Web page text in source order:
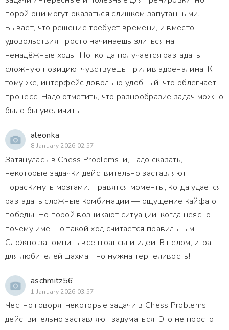
порой они могут оказаться слишком запутанными.
Бывает, что решение требует времени, и вместо
удовольствия просто начинаешь злиться на
ненадёжные ходы. Но, когда получается разгадать
сложную позицию, чувствуешь прилив адреналина. К
тому же, интерфейс довольно удобный, что облегчает
процесс. Надо отметить, что разнообразие задач можно
было бы увеличить.
aleonka
8 January 2026 02:57
Затянулась в Chess Problems, и, надо сказать,
некоторые задачки действительно заставляют
пораскинуть мозгами. Нравятся моменты, когда удается
разгадать сложные комбинации — ощущение кайфа от
победы. Но порой возникают ситуации, когда неясно,
почему именно такой ход считается правильным.
Сложно запомнить все нюансы и идеи. В целом, игра
для любителей шахмат, но нужна терпеливость!
aschmitz56
1 January 2026 03:57
Честно говоря, некоторые задачи в Chess Problems
действительно заставляют задуматься! Это не просто